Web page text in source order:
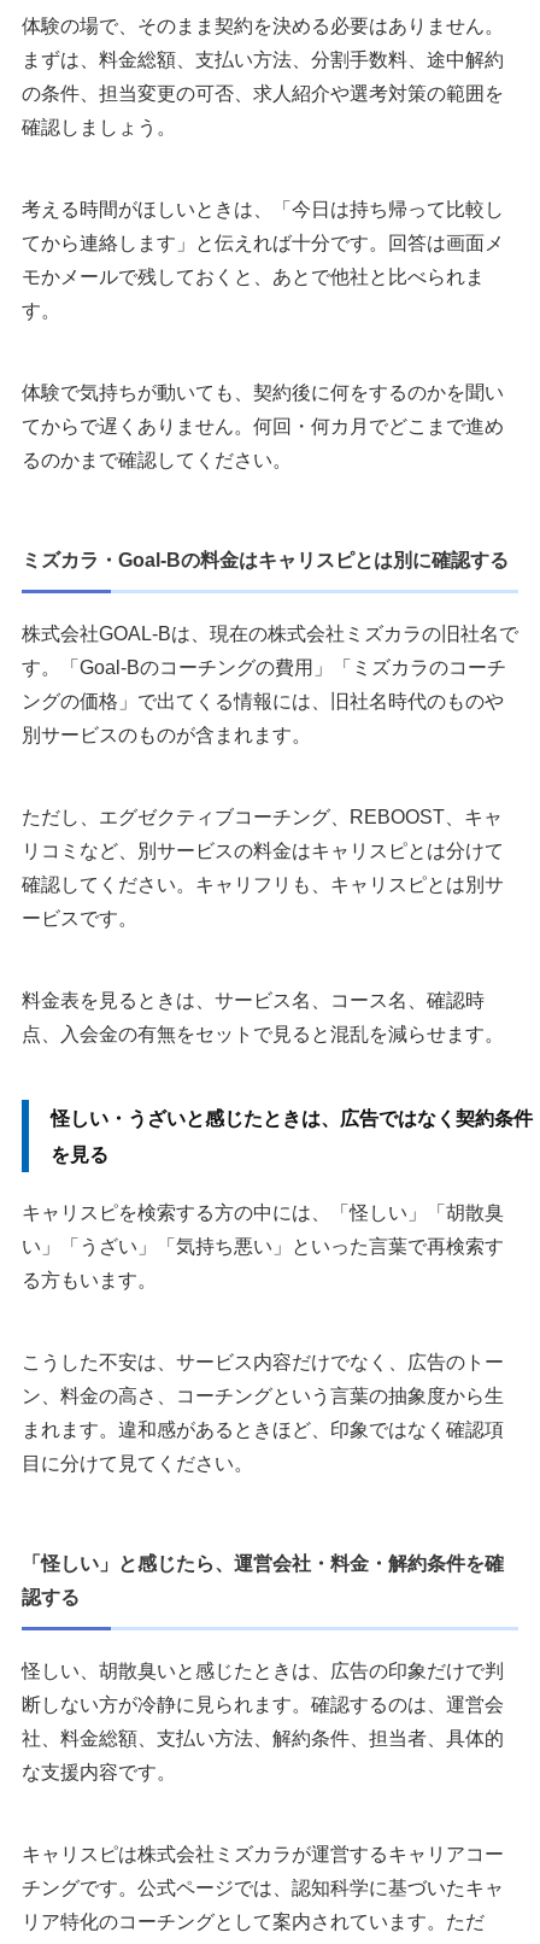
体験の場で、そのまま契約を決める必要はありません。
まずは、料金総額、支払い方法、分割手数料、途中解約
の条件、担当変更の可否、求人紹介や選考対策の範囲を
確認しましょう。
考える時間がほしいときは、「今日は持ち帰って比較し
てから連絡します」と伝えれば十分です。回答は画面メ
モかメールで残しておくと、あとで他社と比べられま
す。
体験で気持ちが動いても、契約後に何をするのかを聞い
てからで遅くありません。何回・何カ月でどこまで進め
るのかまで確認してください。
ミズカラ・Goal-Bの料金はキャリスピとは別に確認する
株式会社GOAL-Bは、現在の株式会社ミズカラの旧社名で
す。「Goal-Bのコーチングの費用」「ミズカラのコーチ
ングの価格」で出てくる情報には、旧社名時代のものや
別サービスのものが含まれます。
ただし、エグゼクティブコーチング、REBOOST、キャ
リコミなど、別サービスの料金はキャリスピとは分けて
確認してください。キャリフリも、キャリスピとは別サ
ービスです。
料金表を見るときは、サービス名、コース名、確認時
点、入会金の有無をセットで見ると混乱を減らせます。
怪しい・うざいと感じたときは、広告ではなく契約条件
を見る
キャリスピを検索する方の中には、「怪しい」「胡散臭
い」「うざい」「気持ち悪い」といった言葉で再検索す
る方もいます。
こうした不安は、サービス内容だけでなく、広告のトー
ン、料金の高さ、コーチングという言葉の抽象度から生
まれます。違和感があるときほど、印象ではなく確認項
目に分けて見てください。
「怪しい」と感じたら、運営会社・料金・解約条件を確
認する
怪しい、胡散臭いと感じたときは、広告の印象だけで判
断しない方が冷静に見られます。確認するのは、運営会
社、料金総額、支払い方法、解約条件、担当者、具体的
な支援内容です。
キャリスピは株式会社ミズカラが運営するキャリアコー
チングです。公式ページでは、認知科学に基づいたキャ
リア特化のコーチングとして案内されています。ただ